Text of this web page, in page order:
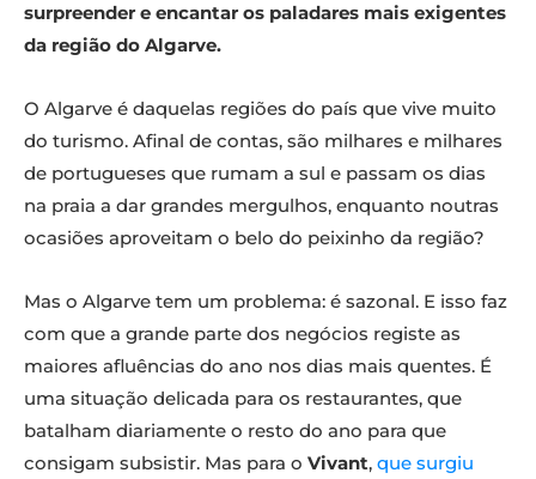
surpreender e encantar os paladares mais exigentes
da região do Algarve.
O Algarve é daquelas regiões do país que vive muito
do turismo. Afinal de contas, são milhares e milhares
de portugueses que rumam a sul e passam os dias
na praia a dar grandes mergulhos, enquanto noutras
ocasiões aproveitam o belo do peixinho da região?
Mas o Algarve tem um problema: é sazonal. E isso faz
com que a grande parte dos negócios registe as
maiores afluências do ano nos dias mais quentes. É
uma situação delicada para os restaurantes, que
batalham diariamente o resto do ano para que
consigam subsistir. Mas para o Vivant, que surgiu